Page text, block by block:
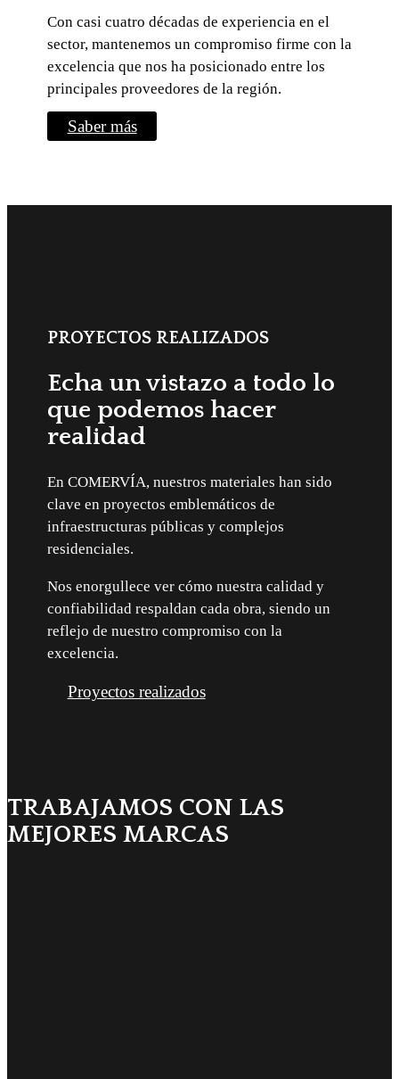
Con casi cuatro décadas de experiencia en el
sector, mantenemos un compromiso firme con la
excelencia que nos ha posicionado entre los
principales proveedores de la región.
Saber más
PROYECTOS REALIZADOS
Echa un vistazo a todo lo
que podemos hacer
realidad
En COMERVÍA, nuestros materiales han sido
clave en proyectos emblemáticos de
infraestructuras públicas y complejos
residenciales.
Nos enorgullece ver cómo nuestra calidad y
confiabilidad respaldan cada obra, siendo un
reflejo de nuestro compromiso con la
excelencia.
Proyectos realizados
TRABAJAMOS CON LAS
MEJORES MARCAS